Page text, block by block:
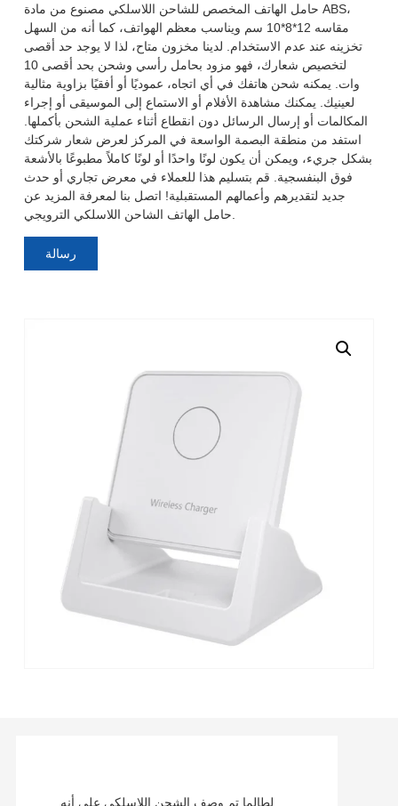
حامل الهاتف المخصص للشاحن اللاسلكي مصنوع من مادة ABS،
مقاسه 12*8*10 سم ويناسب معظم الهواتف، كما أنه من السهل
تخزينه عند عدم الاستخدام. لدينا مخزون متاح، لذا لا يوجد حد أقصى
لتخصيص شعارك، فهو مزود بحامل رأسي وشحن بحد أقصى 10
وات. يمكنه شحن هاتفك في أي اتجاه، عموديًا أو أفقيًا بزاوية مثالية
لعينيك. يمكنك مشاهدة الأفلام أو الاستماع إلى الموسيقى أو إجراء
المكالمات أو إرسال الرسائل دون انقطاع أثناء عملية الشحن بأكملها.
استفد من منطقة البصمة الواسعة في المركز لعرض شعار شركتك
بشكل جريء، ويمكن أن يكون لونًا واحدًا أو لونًا كاملاً مطبوعًا بالأشعة
فوق البنفسجية. قم بتسليم هذا للعملاء في معرض تجاري أو حدث
جديد لتقديرهم وأعمالهم المستقبلية! اتصل بنا لمعرفة المزيد عن
رسالة
لطالما تم وصف الشحن اللاسلكي على أنه